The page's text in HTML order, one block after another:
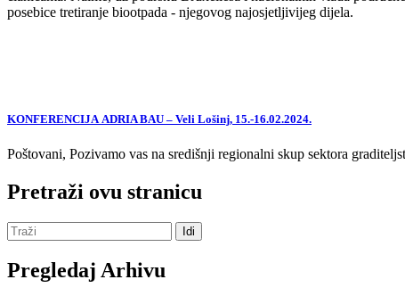
posebice tretiranje biootpada - njegovog najosjetljivijeg dijela.
KONFERENCIJA ADRIA BAU – Veli Lošinj, 15.-16.02.2024.
Poštovani, Pozivamo vas na središnji regionalni skup sektora
Pretraži ovu stranicu
Pregledaj Arhivu